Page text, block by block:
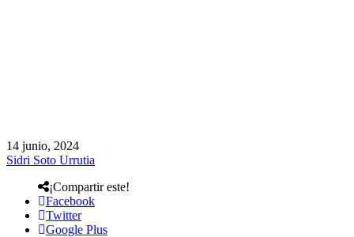
14 junio, 2024
Sidri Soto Urrutia
¡Compartir este!
Facebook
Twitter
Google Plus